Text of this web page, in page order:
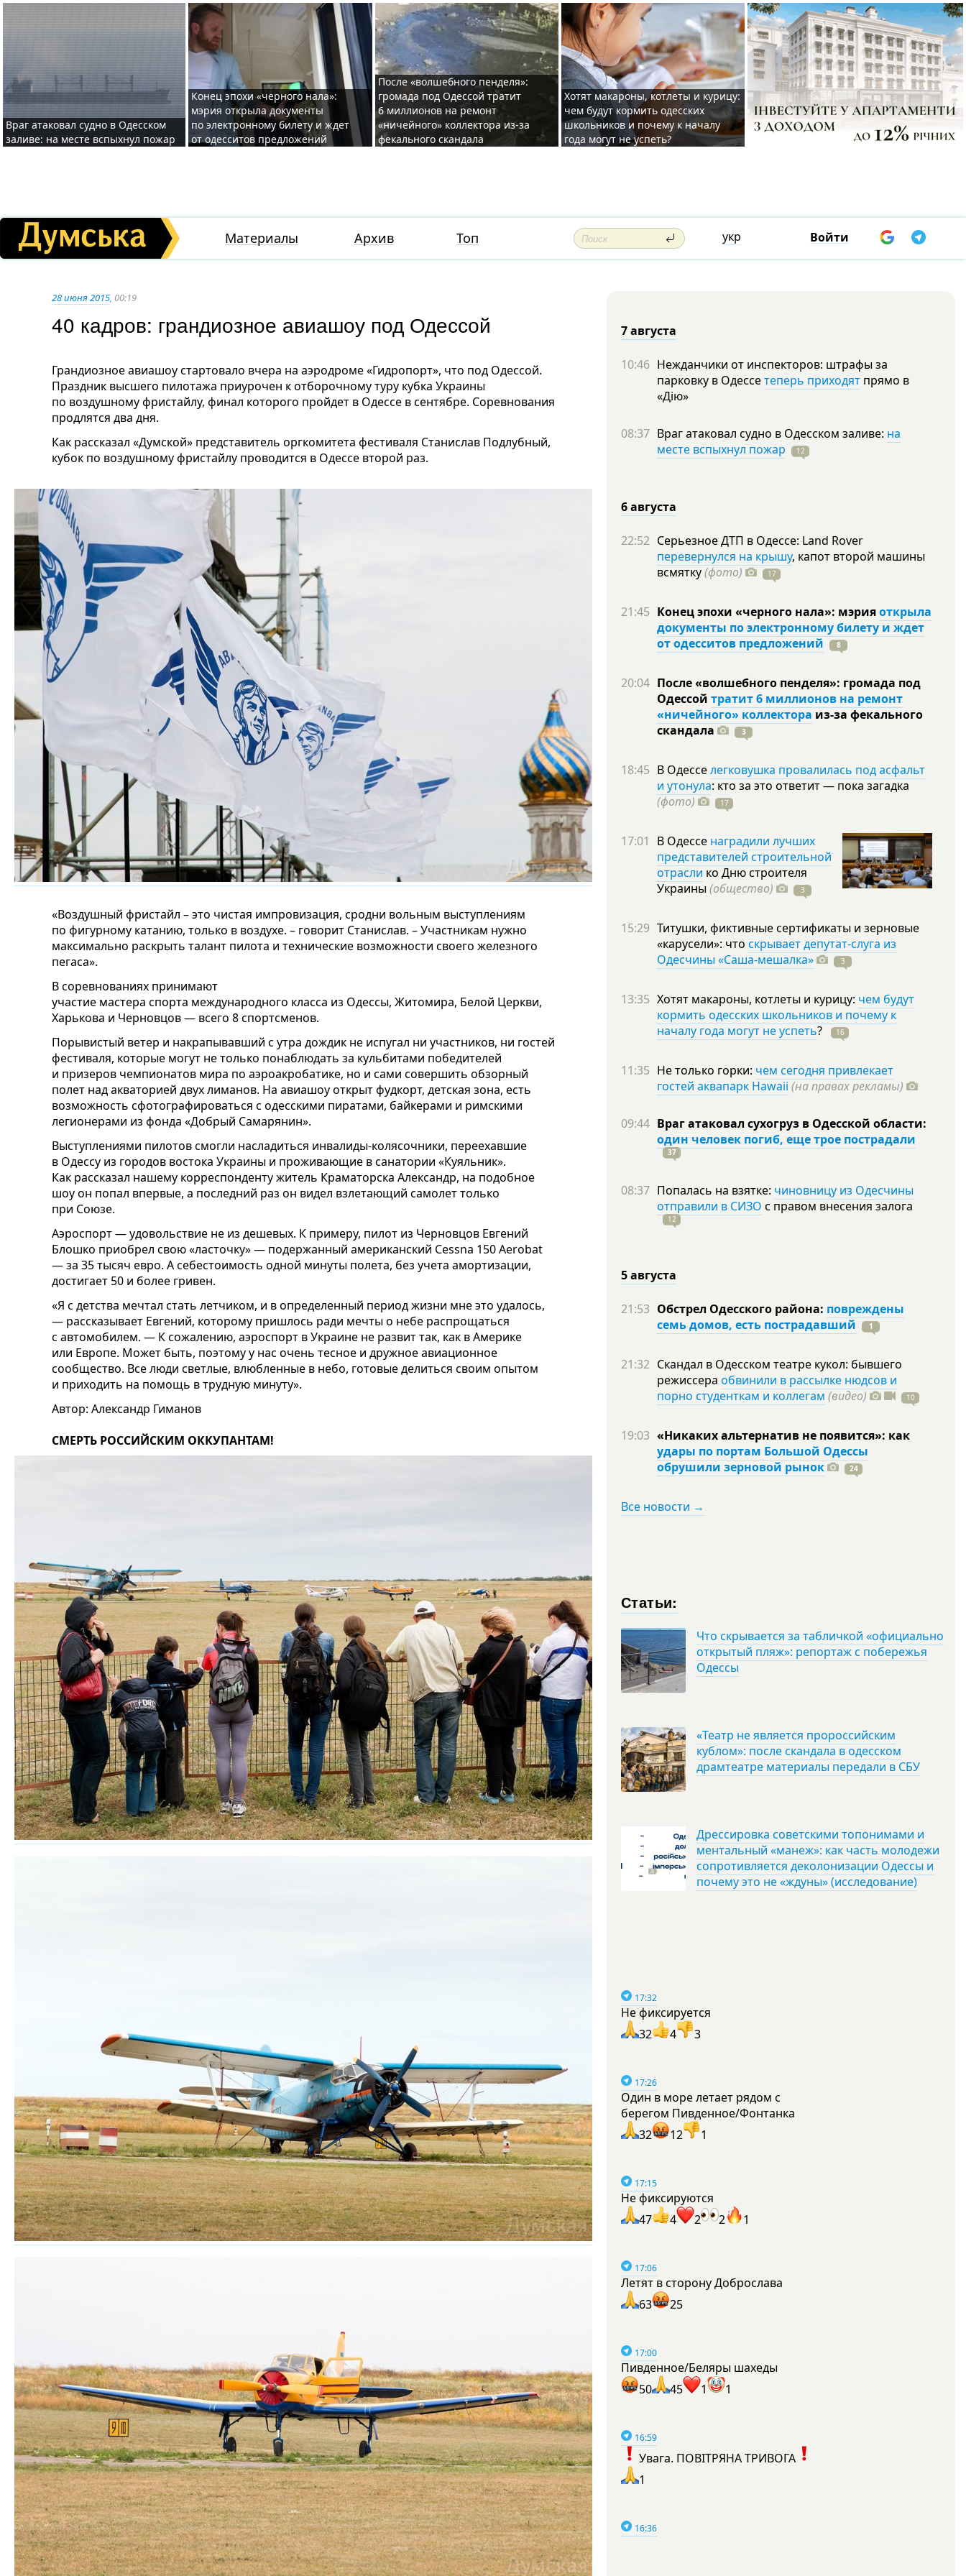
Враг атаковал судно в Одесском
заливе: на месте вспыхнул пожар
Конец эпохи «черного нала»:
мэрия открыла документы
по электронному билету и ждет
от одесситов предложений
После «волшебного пенделя»:
громада под Одессой тратит
6 миллионов на ремонт
«ничейного» коллектора из-за
фекального скандала
Хотят макароны, котлеты и курицу:
чем будут кормить одесских
школьников и почему к началу
года могут не успеть?
Материалы Архив Топ укр Войти
28 июня 2015, 00:19
40 кадров: грандиозное авиашоу под Одессой
Грандиозное авиашоу стартовало вчера на аэродроме «Гидропорт», что под Одессой.
Праздник высшего пилотажа приурочен к отборочному туру кубка Украины
по воздушному фристайлу, финал которого пройдет в Одессе в сентябре. Соревнования
продлятся два дня.
Как рассказал «Думской» представитель оргкомитета фестиваля Станислав Подлубный,
кубок по воздушному фристайлу проводится в Одессе второй раз.
«Воздушный фристайл – это чистая импровизация, сродни вольным выступлениям
по фигурному катанию, только в воздухе. – говорит Станислав. – Участникам нужно
максимально раскрыть талант пилота и технические возможности своего железного
пегаса».
В соревнованиях принимают
участие мастера спорта международного класса из Одессы, Житомира, Белой Церкви,
Харькова и Черновцов — всего 8 спортсменов.
Порывистый ветер и накрапывавший с утра дождик не испугал ни участников, ни гостей
фестиваля, которые могут не только понаблюдать за кульбитами победителей
и призеров чемпионатов мира по аэроакробатике, но и сами совершить обзорный
полет над акваторией двух лиманов. На авиашоу открыт фудкорт, детская зона, есть
возможность сфотографироваться с одесскими пиратами, байкерами и римскими
легионерами из фонда «Добрый Самарянин».
Выступлениями пилотов смогли насладиться инвалиды-колясочники, переехавшие
в Одессу из городов востока Украины и проживающие в санатории «Куяльник».
Как рассказал нашему корреспонденту житель Краматорска Александр, на подобное
шоу он попал впервые, а последний раз он видел взлетающий самолет только
при Союзе.
Аэроспорт — удовольствие не из дешевых. К примеру, пилот из Черновцов Евгений
Блошко приобрел свою «ласточку» — подержанный американский Cessna 150 Aerobat
— за 35 тысяч евро. А себестоимость одной минуты полета, без учета амортизации,
достигает 50 и более гривен.
«Я с детства мечтал стать летчиком, и в определенный период жизни мне это удалось,
— рассказывает Евгений, которому пришлось ради мечты о небе распрощаться
с автомобилем. — К сожалению, аэроспорт в Украине не развит так, как в Америке
или Европе. Может быть, поэтому у нас очень тесное и дружное авиационное
сообщество. Все люди светлые, влюбленные в небо, готовые делиться своим опытом
и приходить на помощь в трудную минуту».
Автор: Александр Гиманов
СМЕРТЬ РОССИЙСКИМ ОККУПАНТАМ!
7 августа
10:46 Нежданчики от инспекторов: штрафы за
парковку в Одессетеперь приходят прямо в
«Дію»
08:37 Враг атаковал судно в Одесском заливе: на
месте вспыхнул пожар
12
6 августа
22:52 Серьезное ДТП в Одессе: Land Rover
перевернулся на крышу, капот второй машины
всмятку(фото) 17
21:45 Конец эпохи «черного нала»: мэрияоткрыла
документы по электронному билету и ждет
от одесситов предложений
8
20:04 После «волшебного пенделя»: громада под
Одессой тратит 6 миллионов на ремонт
«ничейного» коллектора из-за фекального
скандала
3
18:45 В Одесселегковушка провалилась под асфальт
и утонула: кто за это ответит — пока загадка
(фото)
17
17:01 В Одессе наградили лучших
представителей строительной
отрасли ко Дню строителя
Украины (общество) 3
15:29 Титушки, фиктивные сертификаты и зерновые
«карусели»: что скрывает депутат-слуга из
Одесчины «Саша-мешалка»
3
13:35 Хотят макароны, котлеты и курицу: чем будут
кормить одесских школьников и почему к
началу года могут не успеть? 16
11:35 Не только горки: чем сегодня привлекает
гостей аквапарк Hawaii (на правах рекламы)
09:44 Враг атаковал сухогруз в Одесской области:
один человек погиб, еще трое пострадали
37
08:37 Попалась на взятке: чиновницу из Одесчины
отправили в СИЗО с правом внесения залога
12
5 августа
21:53 Обстрел Одесского района: повреждены
семь домов, есть пострадавший
1
21:32 Скандал в Одесском театре кукол: бывшего
режиссера обвинили в рассылке нюдсов и
порно студенткам и коллегам (видео) 10
19:03 «Никаких альтернатив не появится»: как
удары по портам Большой Одессы
обрушили зерновой рынок
24
Все новости →
Статьи:
Что скрывается за табличкой «официально
открытый пляж»: репортаж с побережья
Одессы
«Театр не является пророссийским
кублом»: после скандала в одесском
драмтеатре материалы передали в СБУ
Дрессировка советскими топонимами и
ментальный «манеж»: как часть молодежи
сопротивляется деколонизации Одессы и
почему это не «ждуны» (исследование)
17:32
Не фиксируется
32
4 3
17:26
Один в море летает рядом с
берегом Пивденное/Фонтанка
32
12 1
17:15
Не фиксируются
47
4 2 2 1
17:06
Летят в сторону Доброслава
63
25
17:00
Пивденное/Беляры шахеды
50
45 1 1
16:59
Увага. ПОВІТРЯНА ТРИВОГА
1
16:36